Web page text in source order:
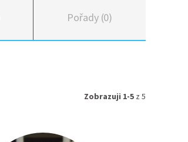
Pořady (0)
Zobrazuji 1-5 z 5